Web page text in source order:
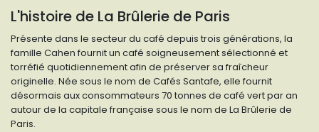
L'histoire de La Brûlerie de Paris
Présente dans le secteur du café depuis trois générations, la
famille Cahen fournit un café soigneusement sélectionné et
torréfié quotidiennement afin de préserver sa fraîcheur
originelle. Née sous le nom de Cafés Santafe, elle fournit
désormais aux consommateurs 70 tonnes de café vert par an
autour de la capitale française sous le nom de La Brûlerie de
Paris.